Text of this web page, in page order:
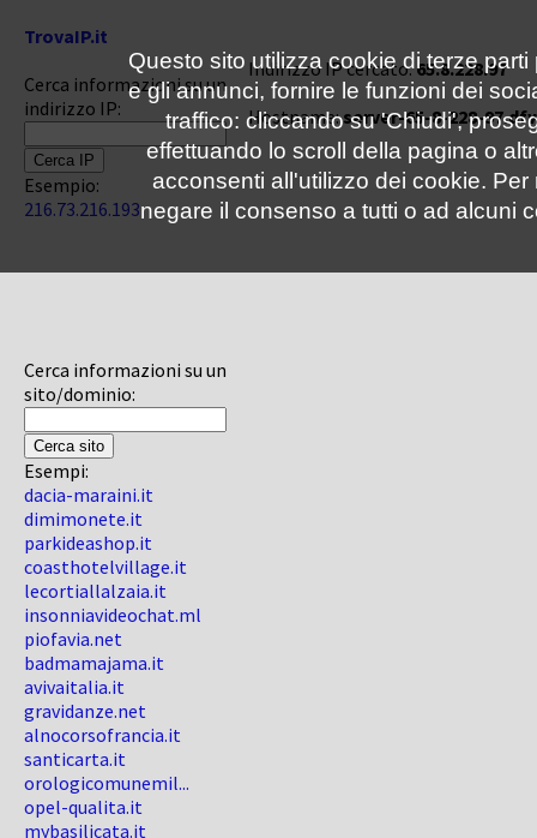
TrovaIP.it
Cerca informazioni su un
indirizzo IP:
Esempio:
216.73.216.193
Cerca informazioni su un
sito/dominio:
Esempi:
dacia-maraini.it
dimimonete.it
parkideashop.it
coasthotelvillage.it
lecortiallalzaia.it
insonniavideochat.ml
piofavia.net
badmamajama.it
avivaitalia.it
gravidanze.net
alnocorsofrancia.it
santicarta.it
orologicomunemil...
opel-qualita.it
mybasilicata.it
Indirizzo IP cercato:65.8.228.97
Hostname:server-65-8-228-
Questo sito utilizza cookie di terze
e gli annunci, fornire le funzioni dei
traffico: cliccando su 'Chiudi',
effettuando lo scroll della pagina o
acconsenti all'utilizzo dei cookie.
negare il consenso a tutti o ad alcuni